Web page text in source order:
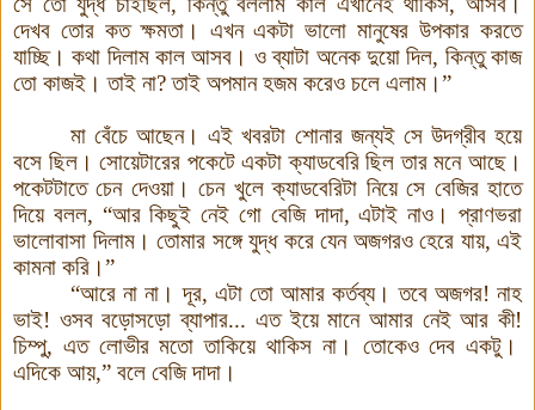
দেখব তোর কত ক্ষমতা। এখন একটা ভালো মানুষের উপকার করতে
যাচ্ছি। কথা দিলাম কাল আসব । ও ব্যাটা অনেক দুয়ো দিল, কিন্তু কাজ
তো কাজই। তাই না? তাই অপমান হজম করেও চলে এলাম ।”
মা বেঁচে আছেন। এই খবরটা শোনার জন্যই সে উদগ্রীব হয়ে
বসে ছিল।সোয়েটারের পকেটে একটাক্যাডবেরি ছিল তার মনে আছে ।
পকেটটাতে চেন দেওয়া। চেন খুলে ক্যাডবেরিটা নিয়ে সে বেজির হাতে
দিয়ে বলল, “আর কিছুই নেই গো বেজি দাদা, এটাই নাও। প্রাণভরা
ভালোবাসা দিলাম। তোমার সঙ্গেযুদ্ধ করে যেন অজগরও হেরে যায়, এই
কামনা করি ।”
“আরে না না। দূর, এটা তো আমার কর্তব্য। তবে অজগর! নাহ
ভাই! ওসব বড়োসড়ো ব্যাপার... এত ইয়ে মানে আমার নেই আর কী!
চিম্পু, এত লোভীর মতো তাকিয়ে থাকিস না। তোকেও দেব একটু।
এদিকে আয়,” বলে বেজি দাদা ।